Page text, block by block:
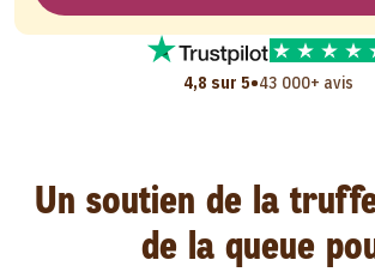
4,8 sur 5•43 000+ avis
Un soutien de la
de la queue